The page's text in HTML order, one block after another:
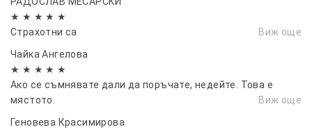
★ ★ ★ ★ ★
Страхотни са
Виж още
Чайка Ангелова
★ ★ ★ ★ ★
Ако се съмнявате дали да поръчате, недейте. Това е
мястото.
Виж още
Геновева Красимирова